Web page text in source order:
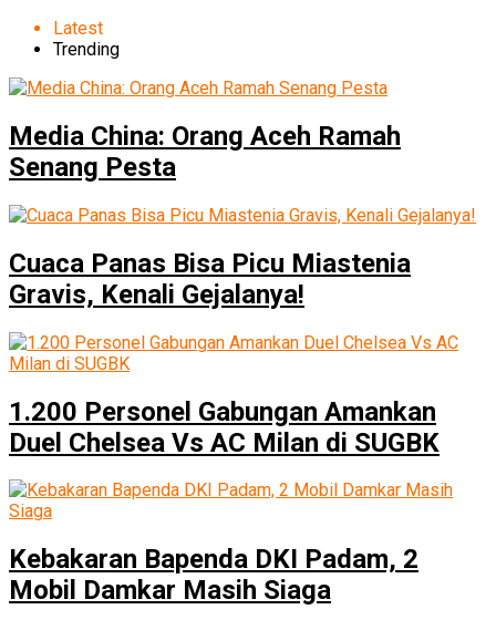
Latest
Trending
Media China: Orang Aceh Ramah
Senang Pesta
Cuaca Panas Bisa Picu Miastenia
Gravis, Kenali Gejalanya!
1.200 Personel Gabungan Amankan
Duel Chelsea Vs AC Milan di SUGBK
Kebakaran Bapenda DKI Padam, 2
Mobil Damkar Masih Siaga